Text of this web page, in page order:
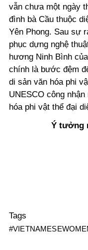
vẫn chưa một ngày
đình bà Cầu thuộc
Yên Phong. Sau sự
phục dựng nghệ
hương Ninh Bình
chính là bước đệm
di sản văn hóa phi
UNESCO công
hóa phi vật thể đại
Ý tưởng
Tags